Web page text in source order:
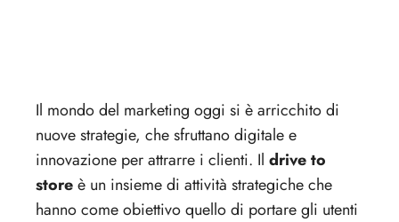
Il mondo del marketing oggi si è arricchito di
nuove strategie, che sfruttano digitale e
innovazione per attrarre i clienti. Il drive to
storeè un insieme di attività strategiche che
hanno come obiettivo quello di portare gli utenti